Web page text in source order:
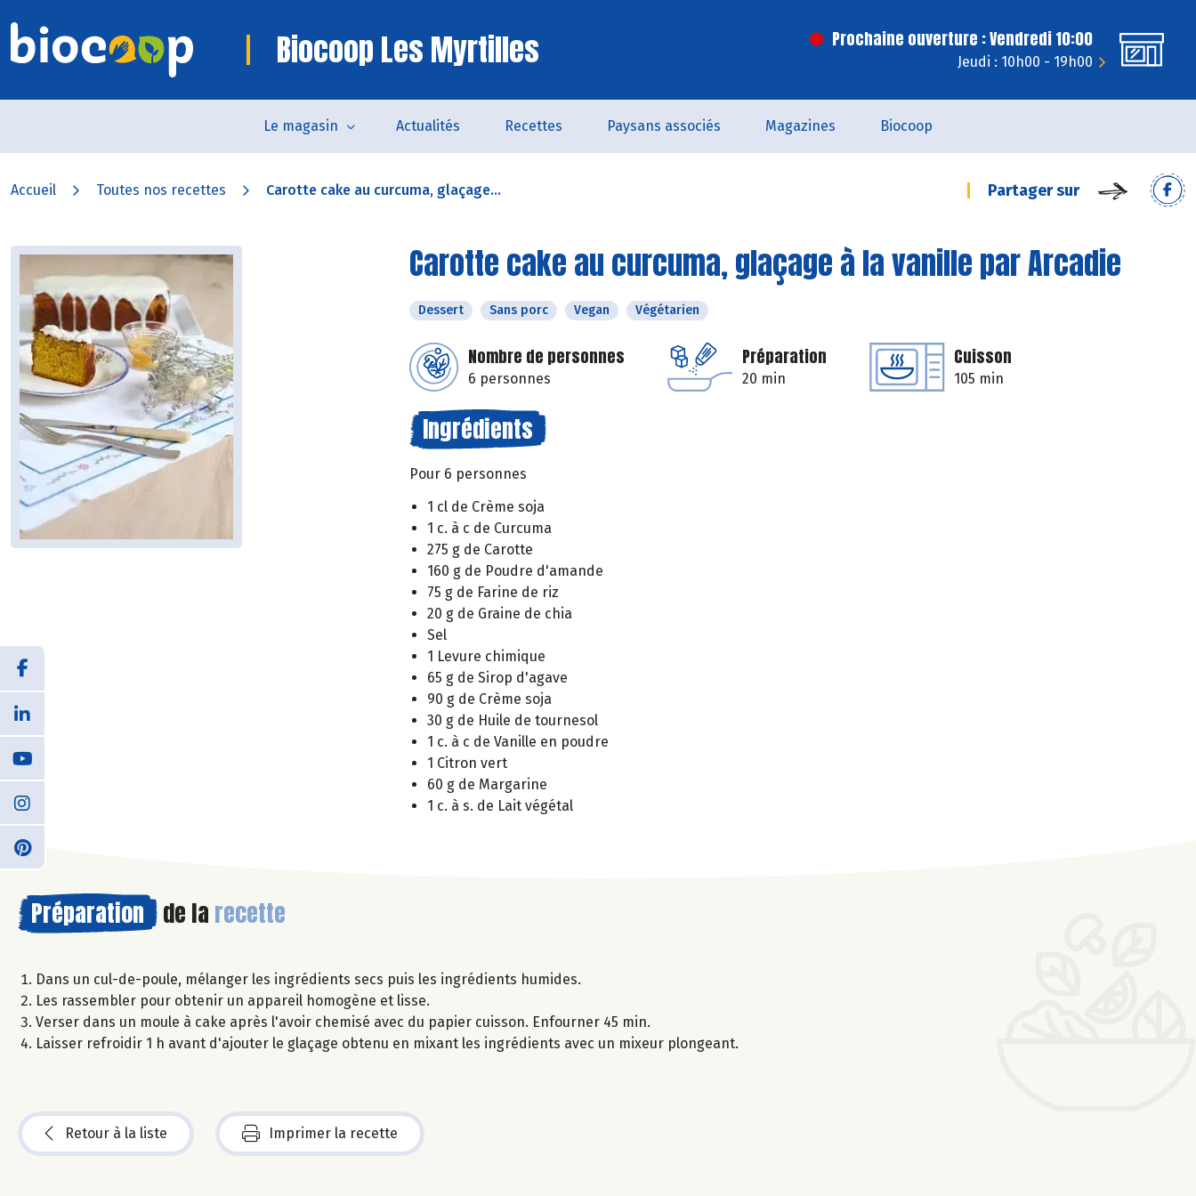
Biocoop Les Myrtilles Prochaine ouverture : Vendredi 10:00
Jeudi : 10h00 - 19h00
Le magasin Actualités Recettes Paysans associés Magazines Biocoop
Accueil Toutes nos recettes Carotte cake au curcuma, glaçage... Partager sur
Carotte cake au curcuma, glaçage à la vanille par Arcadie
Dessert Sans porc Vegan Végétarien
Nombre de personnes
6 personnes
Préparation
20 min
Cuisson
105 min
Ingrédients
Pour 6 personnes
1 cl de Crème soja
1 c. à c de Curcuma
275 g de Carotte
160 g de Poudre d'amande
75 g de Farine de riz
20 g de Graine de chia
Sel
1 Levure chimique
65 g de Sirop d'agave
90 g de Crème soja
30 g de Huile de tournesol
1 c. à c de Vanille en poudre
1 Citron vert
60 g de Margarine
1 c. à s. de Lait végétal
Préparation de la recette
Dans un cul-de-poule, mélanger les ingrédients secs puis les ingrédients humides.
Les rassembler pour obtenir un appareil homogène et lisse.
Verser dans un moule à cake après l'avoir chemisé avec du papier cuisson. Enfourner 45 min.
Laisser refroidir 1 h avant d'ajouter le glaçage obtenu en mixant les ingrédients avec un mixeur plongeant.
Retour à la liste Imprimer la recette